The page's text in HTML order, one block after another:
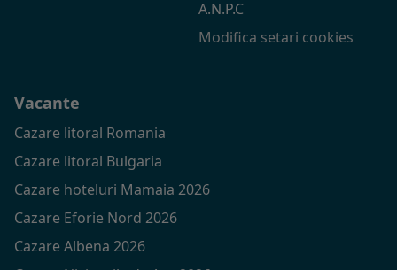
A.N.P.C
Modifica setari cookies
Vacante
Cazare litoral Romania
Cazare litoral Bulgaria
Cazare hoteluri Mamaia 2026
Cazare Eforie Nord 2026
Cazare Albena 2026